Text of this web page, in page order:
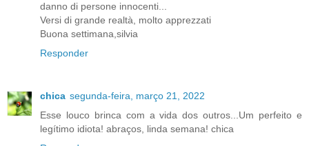
danno di persone innocenti...
Versi di grande realtà, molto apprezzati
Buona settimana,silvia
Responder
chica segunda-feira, março 21, 2022
Esse louco brinca com a vida dos outros...Um perfeito e
legítimo idiota! abraços, linda semana! chica